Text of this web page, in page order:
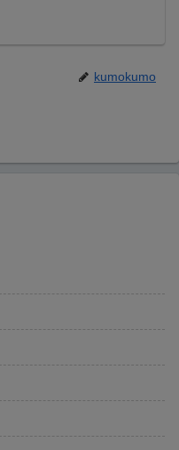
kumokumo